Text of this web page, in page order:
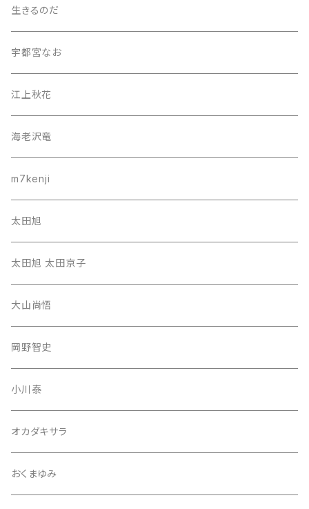
生きるのだ
宇都宮なお
江上秋花
海老沢竜
m7kenji
太田旭
太田旭 太田京子
大山尚悟
岡野智史
小川泰
オカダキサラ
おくまゆみ